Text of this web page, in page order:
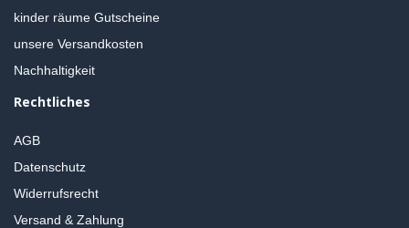
kinder räume Gutscheine
unsere Versandkosten
Nachhaltigkeit
Rechtliches
AGB
Datenschutz
Widerrufsrecht
Versand & Zahlung